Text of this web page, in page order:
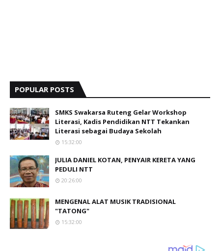
POPULAR POSTS
SMKS Swakarsa Ruteng Gelar Workshop
Literasi, Kadis Pendidikan NTT Tekankan
Literasi sebagai Budaya Sekolah
15:32:00
JULIA DANIEL KOTAN, PENYAIR KERETA YANG
PEDULI NTT
20:26:00
MENGENAL ALAT MUSIK TRADISIONAL
"TATONG"
15:32:00